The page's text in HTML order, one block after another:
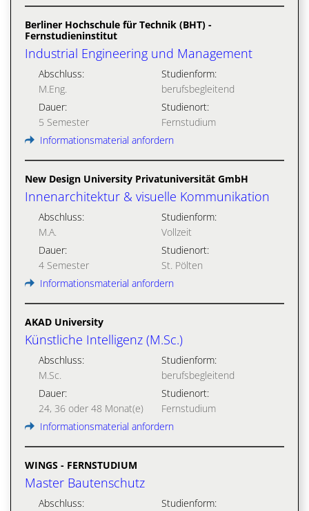
Berliner Hochschule für Technik (BHT) -
Fernstudieninstitut
Industrial Engineering und Management
Abschluss:
M.Eng.
Studienform:
berufsbegleitend
Dauer:
5 Semester
Studienort:
Fernstudium
Informationsmaterial anfordern
New Design University Privatuniversität GmbH
Innenarchitektur & visuelle Kommunikation
Abschluss:
M.A.
Studienform:
Vollzeit
Dauer:
4 Semester
Studienort:
St. Pölten
Informationsmaterial anfordern
AKAD University
Künstliche Intelligenz (M.Sc.)
Abschluss:
M.Sc.
Studienform:
berufsbegleitend
Dauer:
24, 36 oder 48 Monat(e)
Studienort:
Fernstudium
Informationsmaterial anfordern
WINGS - FERNSTUDIUM
Master Bautenschutz
Abschluss:
Studienform: